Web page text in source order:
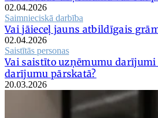
02.04.2026
Saimnieciskā darbība
Vai jāieceļ jauns atbildīgais
02.04.2026
Saistītās personas
Vai saistīto uzņēmumu
darījumu pārskatā?
20.03.2026